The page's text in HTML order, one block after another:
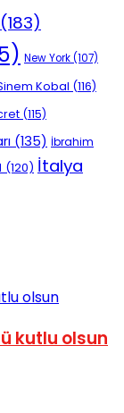
(183)
New York(107)
Kobal (116)
(115)
(135) İbrahim
(120) İtalya
kutlu olsun